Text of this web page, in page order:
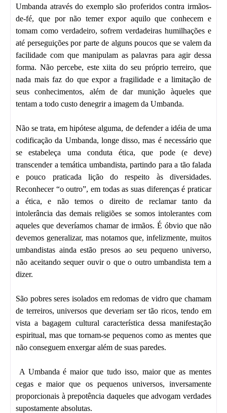
Umbanda através do exemplo são proferidos contra irmãos-
de-fé, que por não temer expor aquilo que conhecem e
tomam como verdadeiro, sofrem verdadeiras humilhações e
até perseguições por parte de alguns poucos que se valem da
facilidade com que manipulam as palavras para agir dessa
forma. Não percebe, este xiita do seu próprio terreiro, que
nada mais faz do que expor a fragilidade e a limitação de
seus conhecimentos, além de dar munição àqueles que
tentam a todo custo denegrir a imagem da Umbanda.
Não se trata, em hipótese alguma, de defender a idéia de uma
codificação da Umbanda, longe disso, mas é necessário que
se estabeleça uma conduta ética, que pode (e deve)
transcender a temática umbandista, partindo para a tão falada
e pouco praticada lição do respeito às diversidades.
Reconhecer “o outro”, em todas as suas diferenças é praticar
a ética, e não temos o direito de reclamar tanto da
intolerância das demais religiões se somos intolerantes com
aqueles que deveríamos chamar de irmãos. É óbvio que não
devemos generalizar, mas notamos que, infelizmente, muitos
umbandistas ainda estão presos ao seu pequeno universo,
não aceitando sequer ouvir o que o outro umbandista tem a
dizer.
São pobres seres isolados em redomas de vidro que chamam
de terreiros, universos que deveriam ser tão ricos, tendo em
vista a bagagem cultural característica dessa manifestação
espiritual, mas que tornam-se pequenos como as mentes que
não conseguem enxergar além de suas paredes.
A Umbanda é maior que tudo isso, maior que as mentes
cegas e maior que os pequenos universos, inversamente
proporcionais à prepotência daqueles que advogam verdades
supostamente absolutas.